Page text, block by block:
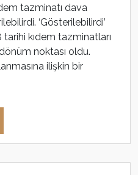
tazminatı dava
‘Gösterilebilirdi’
kıdem tazminatları
noktası oldu.
ilişkin bir